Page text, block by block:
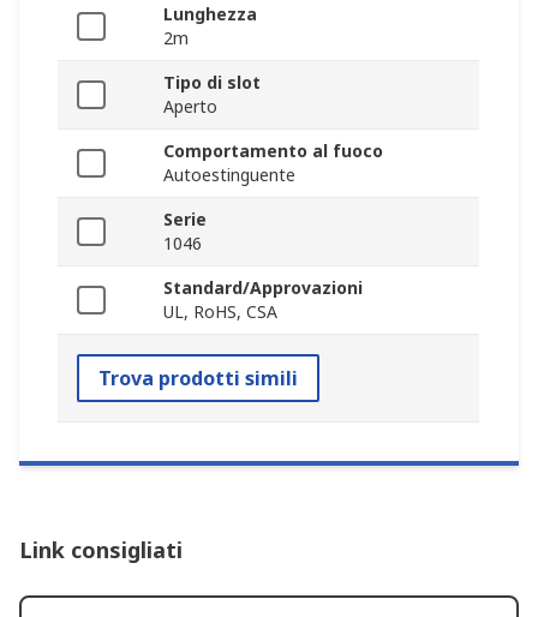
Lunghezza
2m
Tipo di slot
Aperto
Comportamento al fuoco
Autoestinguente
Serie
1046
Standard/Approvazioni
UL, RoHS, CSA
Trova prodotti simili
Link consigliati